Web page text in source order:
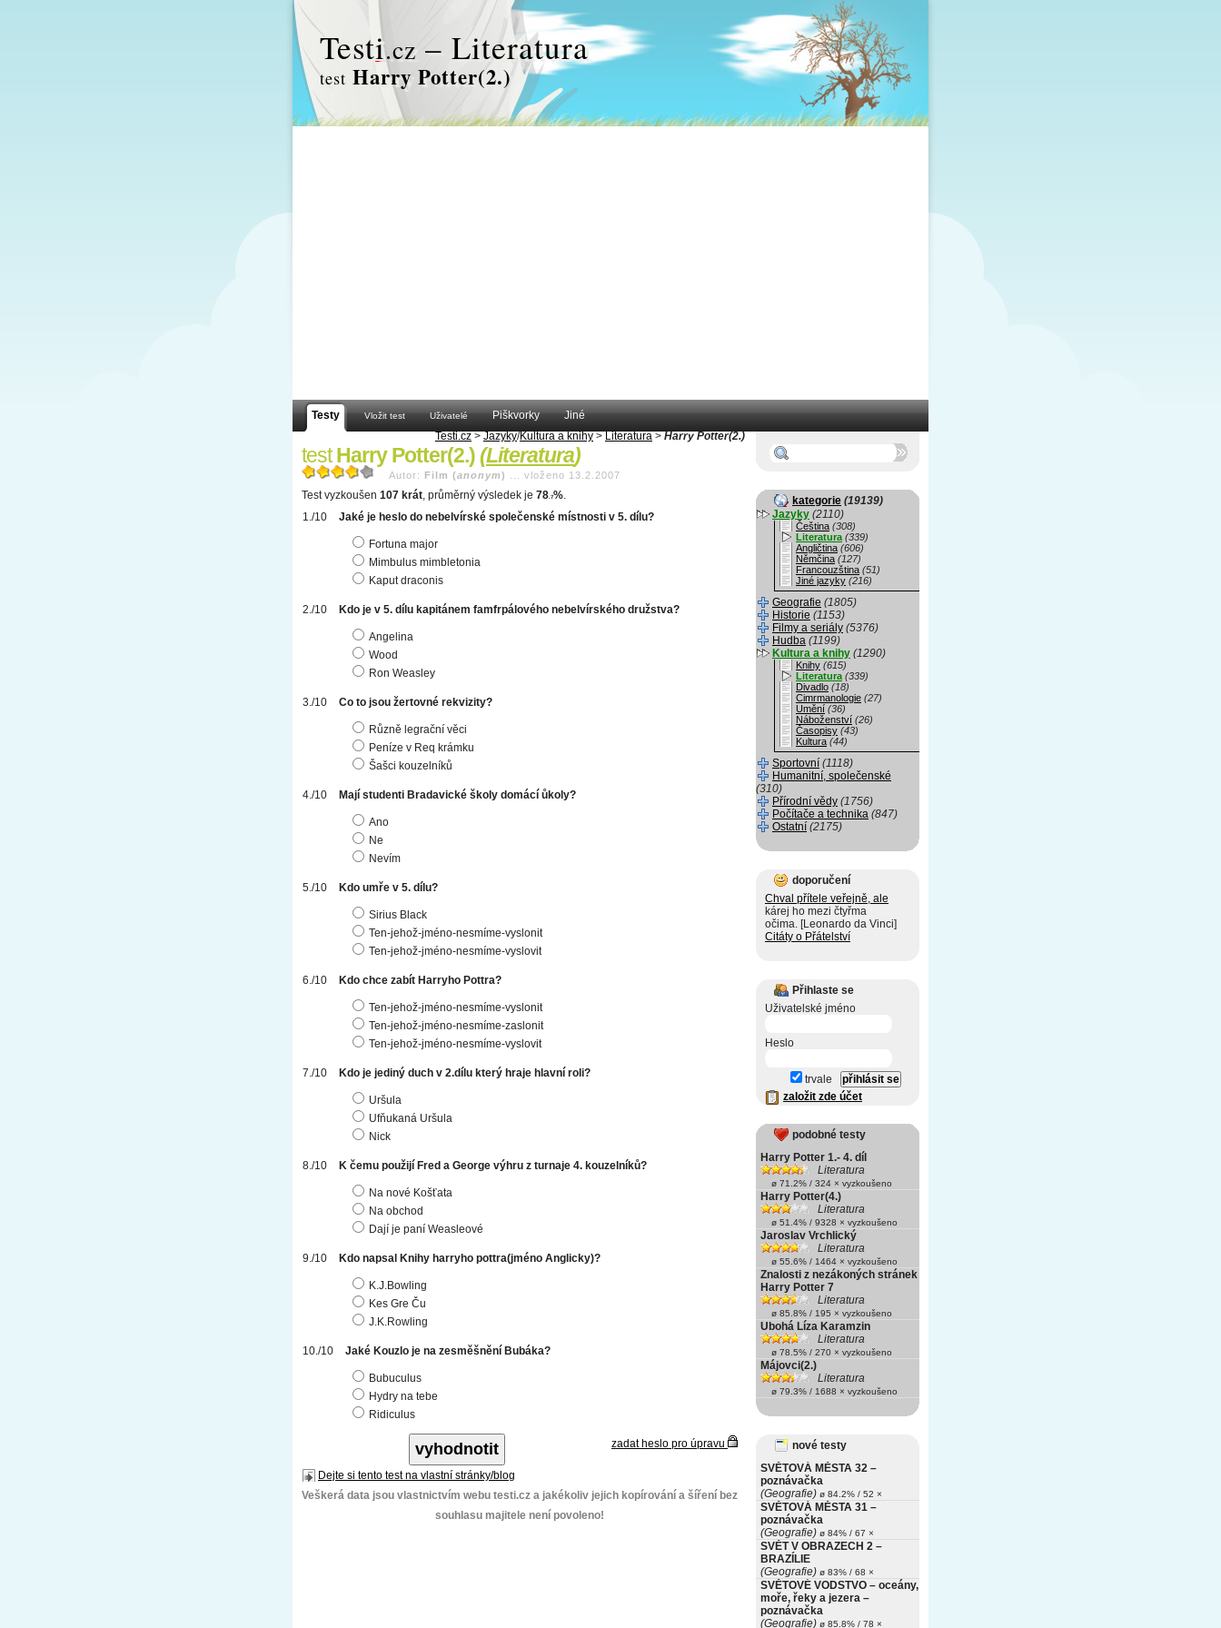
Testi.cz – Literatura
test Harry Potter(2.)
Testy Vložit test Uživatelé Piškvorky
Jiné
Testi.cz > Jazyky/Kultura a knihy > Literatura > Harry Potter(2.)
testHarry Potter(2.)(Literatura)
Autor: Film (anonym) vloženo 13.2.2007
Test vyzkoušen 107 krát, průměrný výsledek je 78 .7%.
Jaké je heslo do nebelvírské společenské místnosti v 5. dílu?
Fortuna major
Mimbulus mimbletonia
Kaput draconis
Kdo je v 5. dílu kapitánem famfrpálového nebelvírského družstva?
Angelina
Wood
Ron Weasley
Co to jsou žertovné rekvizity?
Různě legrační věci
Peníze v Req krámku
Šašci kouzelníků
Mají studenti Bradavické školy domácí ůkoly?
Ano
Ne
Nevím
Kdo umře v 5. dílu?
Sirius Black
Ten-jehož-jméno-nesmíme-vyslonit
Ten-jehož-jméno-nesmíme-vyslovit
Kdo chce zabít Harryho Pottra?
Ten-jehož-jméno-nesmíme-vyslonit
Ten-jehož-jméno-nesmíme-zaslonit
Ten-jehož-jméno-nesmíme-vyslovit
Kdo je jediný duch v 2.dílu který hraje hlavní roli?
Uršula
Ufňukaná Uršula
Nick
K čemu použijí Fred a George výhru z turnaje 4. kouzelníků?
Na nové Košťata
Na obchod
Dají je paní Weasleové
Kdo napsal Knihy harryho pottra(jméno Anglicky)?
K.J.Bowling
Kes Gre Ču
J.K.Rowling
Jaké Kouzlo je na zesměšnění Bubáka?
Bubuculus
Hydry na tebe
Ridiculus
zadat heslo pro úpravu
Dejte si tento test na vlastní stránky/blog
Veškerá data jsou vlastnictvím webu testi.cz a jakékoliv jejich kopírování a šíření bez
souhlasu majitele není povoleno!
kategorie (19139)
Jazyky (2110)
Čeština (308)
Literatura (339)
Angličtina (606)
Němčina (127)
Francouzština (51)
Jiné jazyky (216)
Geografie (1805)
Historie (1153)
Filmy a seriály (5376)
Hudba (1199)
Kultura a knihy (1290)
Knihy (615)
Literatura (339)
Divadlo (18)
Cimrmanologie (27)
Umění (36)
Náboženství (26)
Časopisy (43)
Kultura (44)
Sportovní (1118)
Humanitní, společenské
(310)
Přírodní vědy (1756)
Počítače a technika (847)
Ostatní (2175)
doporučení
Chval přítele veřejně, ale
kárej ho mezi čtyřma
očima. [Leonardo da Vinci]
Citáty o Přátelství
Přihlaste se
Uživatelské jméno
Heslo
trvale
založit zde účet
podobné testy
Harry Potter 1.- 4. díl
Literatura
ø 71.2% / 324 × vyzkoušeno
Harry Potter(4.)
Literatura
ø 51.4% / 9328 × vyzkoušeno
Jaroslav Vrchlický
Literatura
ø 55.6% / 1464 × vyzkoušeno
Znalosti z nezákoných stránek
Harry Potter 7
Literatura
ø 85.8% / 195 × vyzkoušeno
Ubohá Líza Karamzin
Literatura
ø 78.5% / 270 × vyzkoušeno
Májovci(2.)
Literatura
ø 79.3% / 1688 × vyzkoušeno
nové testy
SVĚTOVÁ MĚSTA 32 –
poznávačka
(Geografie) ø 84.2% / 52 ×
SVĚTOVÁ MĚSTA 31 –
poznávačka
(Geografie) ø 84% / 67 ×
SVĚT V OBRAZECH 2 –
BRAZÍLIE
(Geografie) ø 83% / 68 ×
SVĚTOVÉ VODSTVO – oceány,
moře, řeky a jezera –
poznávačka
(Geografie) ø 85.8% / 78 ×